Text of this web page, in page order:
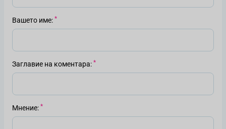
Вашето име
Заглавие на коментара
Мнение